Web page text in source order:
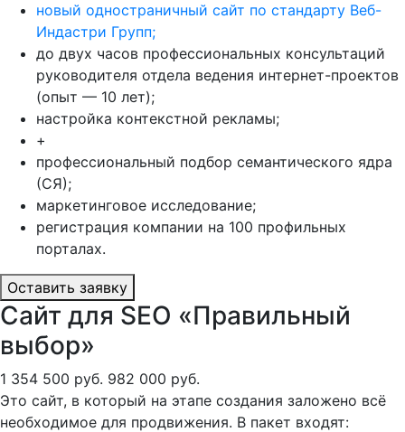
новый одностраничный сайт по стандарту Веб-
Индастри Групп;
до двух часов профессиональных консультаций
руководителя отдела ведения интернет-проектов
(опыт — 10 лет);
настройка контекстной рекламы;
+
профессиональный подбор семантического ядра
(СЯ);
маркетинговое исследование;
регистрация компании на 100 профильных
порталах.
Оставить заявку
Сайт для SEO «Правильный
выбор»
1 354 500 руб. 982 000 руб.
Это сайт, в который на этапе создания заложено всё
необходимое для продвижения. В пакет входят: